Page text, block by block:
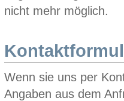
nicht mehr möglich.
Wenn sie uns per
Angaben aus dem